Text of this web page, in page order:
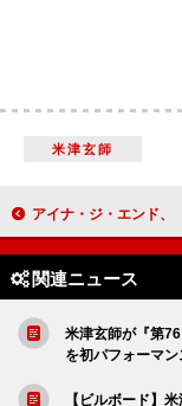
米津玄師
アイナ・ジ・エンド、【nukariari】ライブ映像から槇原敬之の提供
関連ニュース
米津玄師が『第
を初パフォーマン
【ビルボード】